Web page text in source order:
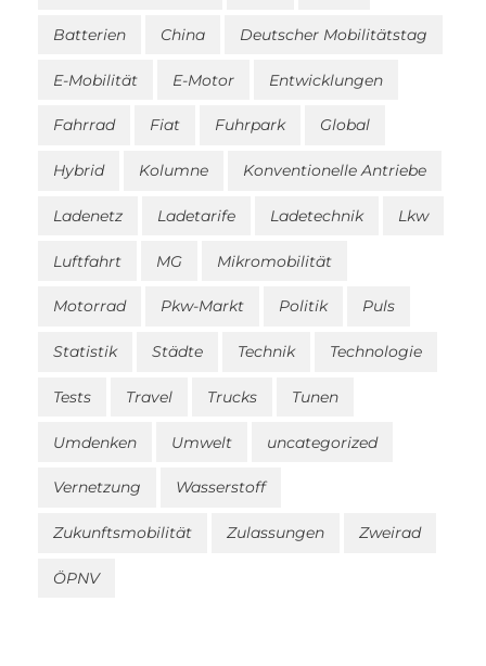
Batterien China Deutscher Mobilitätstag
E-Mobilität E-Motor Entwicklungen
Fahrrad Fiat Fuhrpark Global
Hybrid Kolumne Konventionelle Antriebe
Ladenetz Ladetarife Ladetechnik Lkw
Luftfahrt MG Mikromobilität
Motorrad Pkw-Markt Politik Puls
Statistik Städte Technik Technologie
Tests Travel Trucks Tunen
Umdenken Umwelt uncategorized
Vernetzung Wasserstoff
Zukunftsmobilität Zulassungen Zweirad
ÖPNV